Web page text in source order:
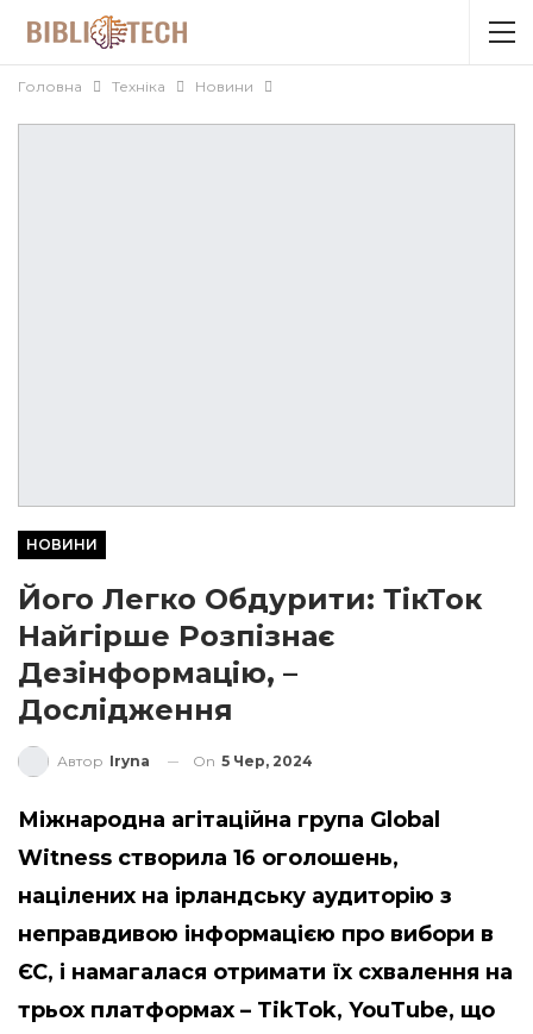
Головна Техніка Новини
НОВИНИ
Його Легко Обдурити: ТікТок
Найгірше Розпізнає
Дезінформацію, –
Дослідження
Автор Iryna On 5 Чер, 2024
Міжнародна агітаційна група Global
Witness створила 16 оголошень,
націлених на ірландську аудиторію з
неправдивою інформацією про вибори в
ЄС, і намагалася отримати їх схвалення на
трьох платформах – TikTok, YouTube, що